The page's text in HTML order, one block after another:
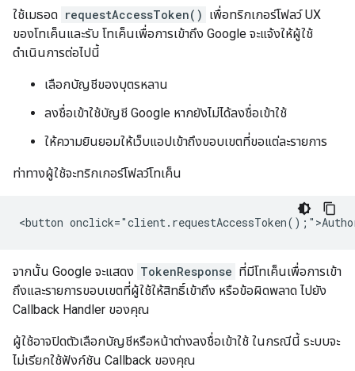
ใช้เมธอด requestAccessToken() เพื่อทริกเกอร์โฟลว์ UX
ของโทเค็นและรับ โทเค็นเพื่อการเข้าถึง Google จะแจ้งให้ผู้ใช้
ดำเนินการต่อไปนี้
เลือกบัญชีของบุตรหลาน
ลงชื่อเข้าใช้บัญชี Google หากยังไม่ได้ลงชื่อเข้าใช้
ให้ความยินยอมให้เว็บแอปเข้าถึงขอบเขตที่ขอแต่ละรายการ
ท่าทางผู้ใช้จะทริกเกอร์โฟลว์โทเค็น
จากนั้น Google จะแสดง TokenResponse ที่มีโทเค็นเพื่อการเข้า
ถึงและรายการขอบเขตที่ผู้ใช้ให้สิทธิ์เข้าถึง หรือข้อผิดพลาด ไปยัง
Callback Handler ของคุณ
ผู้ใช้อาจปิดตัวเลือกบัญชีหรือหน้าต่างลงชื่อเข้าใช้ ในกรณีนี้ ระบบจะ
ไม่เรียกใช้ฟังก์ชัน Callback ของคุณ